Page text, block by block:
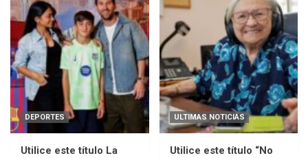
DEPORTES
Utilice este título La
ULTIMAS NOTICIAS
Utilice este título “No